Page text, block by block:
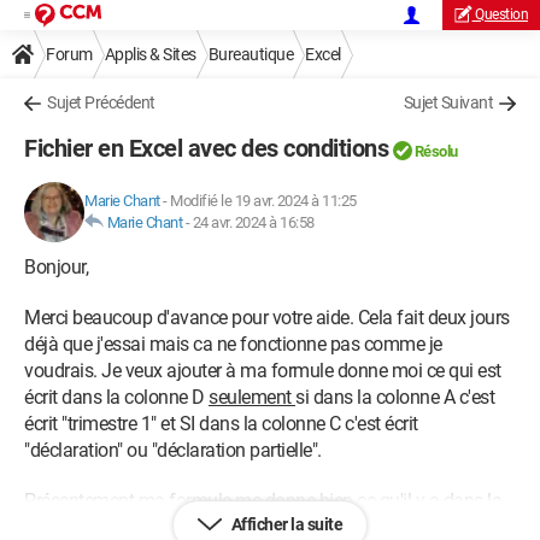
Question
Forum Applis & Sites Bureautique Excel
Sujet Précédent Sujet Suivant
Fichier en Excel avec des conditions Résolu
Marie Chant- Modifié le 19 avr. 2024 à 11:25
Marie Chant-24 avr. 2024 à 16:58
Bonjour,
Merci beaucoup d'avance pour votre aide. Cela fait deux jours
déjà que j'essai mais ca ne fonctionne pas comme je
voudrais. Je veux ajouter à ma formule donne moi ce qui est
écrit dans la colonne D seulementsi dans la colonne A c'est
écrit "trimestre 1" et SI dans la colonne C c'est écrit
"déclaration" ou "déclaration partielle".
Présentement ma formule me donne bien ce qu'il y a dans la
colonne D mais je doit mettre les conditions décrites plus
Afficher la suite